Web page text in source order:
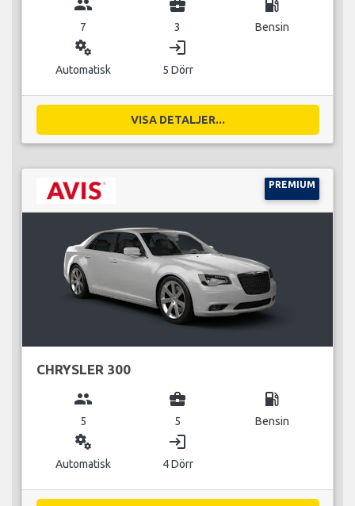
group
7
business_center
3
local_gas_station
Bensin
miscellaneous_services
Automatisk
login
5 Dörr
VISA DETALJER...
PREMIUM
CHRYSLER 300
group
5
business_center
5
local_gas_station
Bensin
miscellaneous_services
Automatisk
login
4 Dörr